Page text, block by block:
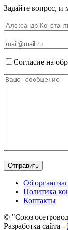
Задайте вопрос,
Согласие на
Об
Политика
Контакты
© "Союз
Разработка сайта -